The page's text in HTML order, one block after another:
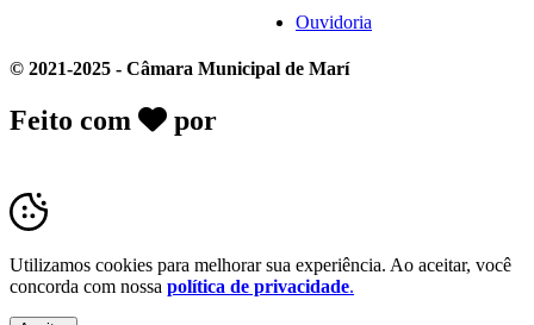
Ouvidoria
© 2021-2025 - Câmara Municipal de Marí
Feito com por
Utilizamos cookies para melhorar sua experiência. Ao aceitar, você
concorda com nossa política de privacidade.